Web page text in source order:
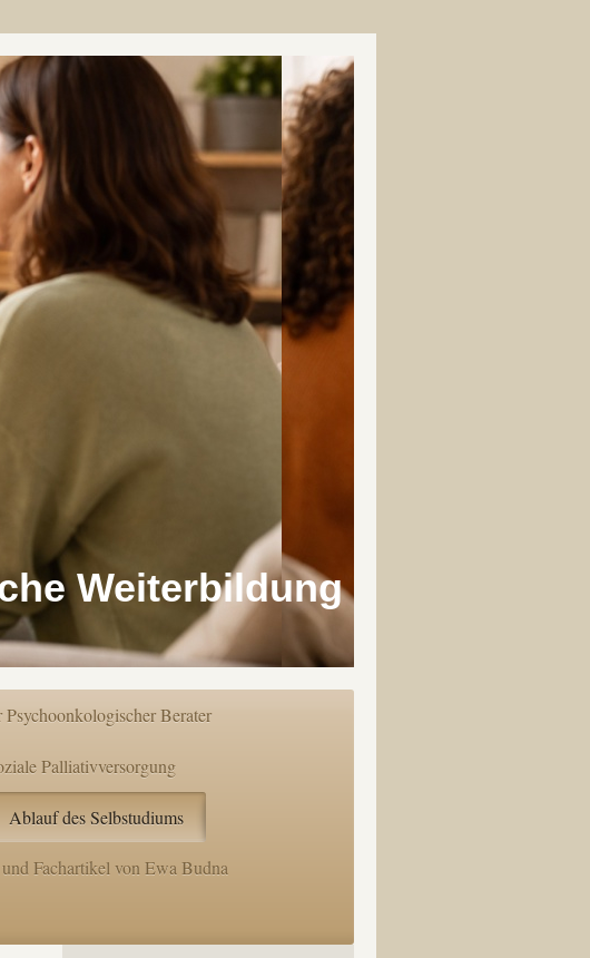
Weiterbildung
Berater
Palliativversorgung
Ablauf des Selbstudiums
Fachartikel von Ewa Budna